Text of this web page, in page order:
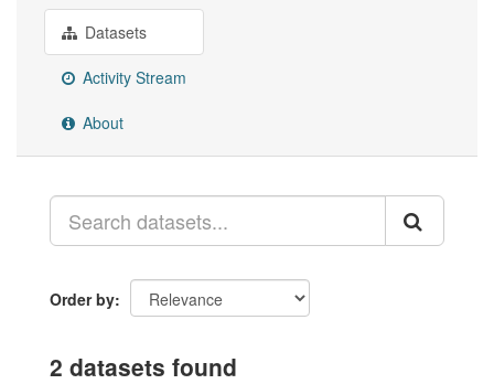
Datasets
Activity Stream
About
Order by
2 datasets found